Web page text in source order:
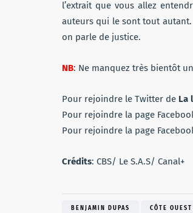
l’extrait que vous allez
auteurs qui le sont tout autant.
on parle de justice.
NB: Ne manquez très bientôt
Pour rejoindre le Twitter de La
Pour rejoindre la page
Pour rejoindre la page
Crédits: CBS/ Le S.A.S/ Canal+
BENJAMIN DUPAS CÔTE OUEST